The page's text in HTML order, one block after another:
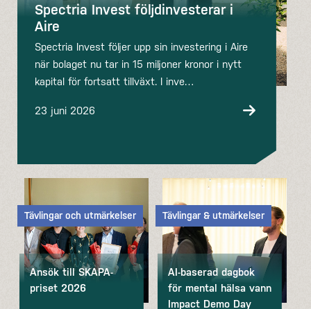
Spectria Invest följdinvesterar i
Aire
Spectria Invest följer upp sin investering i Aire
när bolaget nu tar in 15 miljoner kronor i nytt
kapital för fortsatt tillväxt. I inve…
23 juni 2026
Tävlingar och utmärkelser
Ansök till SKAPA-
priset 2026
Tävlingar & utmärkelser
AI-baserad dagbok
för mental hälsa vann
Impact Demo Day